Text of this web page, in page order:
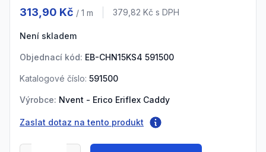
313,90 Kč / 1 m Cena s DPH
379,82 Kč s DPH
Není skladem
Objednací kód: EB-CHN15KS4 591500
Katalogové číslo: 591500
Výrobce: Nvent - Erico Eriflex Caddy
Zaslat dotaz na tento produkt